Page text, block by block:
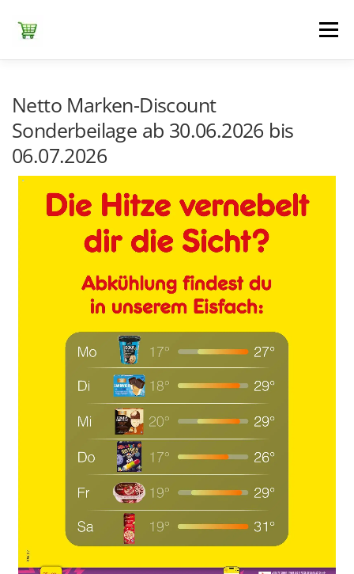
Inhalt
springen
Menü
LIDL NETTO DISCOUNT
+ ALLE
Netto Marken-Discount
Sonderbeilage ab 30.06.2026 bis
06.07.2026